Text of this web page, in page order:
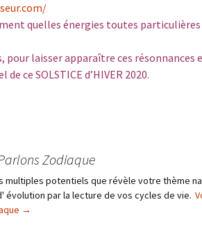
quelles énergies toutes particulières
pour laisser apparaître ces résonnances
ce SOLSTICE d’HIVER 2020.
Zodiaque
multiples potentiels que révèle votre thème
évolution par la lecture de vos cycles de vie.
→